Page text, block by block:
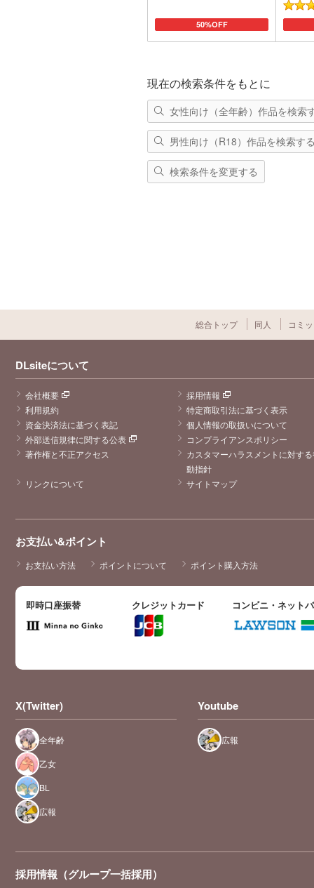
50%OFF
カートに追加
現在の検索条件をもとに
女性向け（全年齢）作品を検索
男性向け（R18）作品を検索す
検索条件を変更する
総合トップ 同人 コミ
DLsiteについて
会社概要
採用情報
利用規約
特定商取引法に基づく表示
資金決済法に基づく表記
個人情報の取扱いについて
外部送信規律に関する公表
コンプライアンスポリシー
著作権と不正アクセス
カスタマーハラスメントに対す
動指針
リンクについて
サイトマップ
お支払い&ポイント
お支払い方法 ポイントについて ポイント購入方法
即時口座振替 クレジットカード コンビニ・ネット
X(Twitter)
全年齢
乙女
BL
広報
Youtube
広報
採用情報（グループ一括採用）